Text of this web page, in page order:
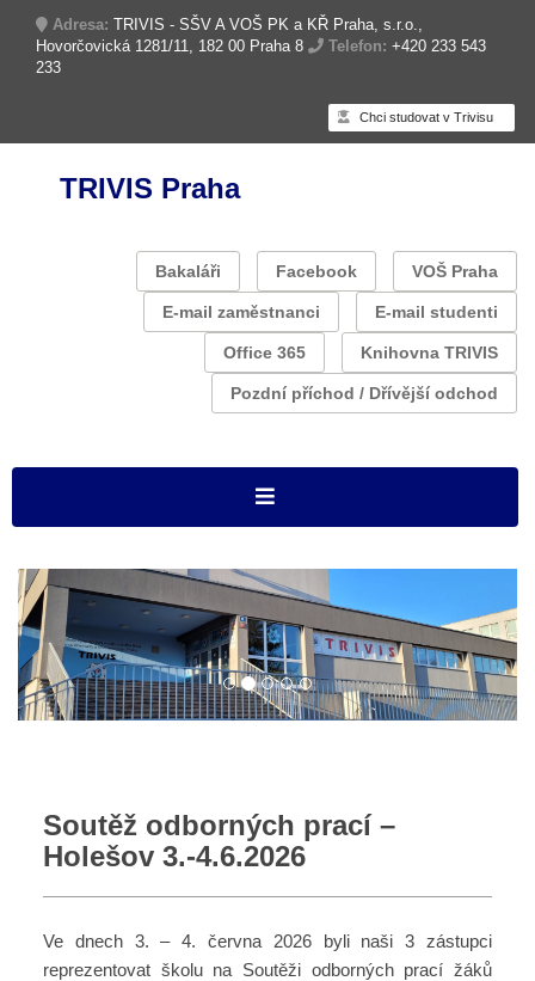
Adresa: TRIVIS - SŠV A VOŠ PK a KŘ Praha, s.r.o.,
Hovorčovická 1281/11, 182 00 Praha 8
Telefon: +420 233 543
233
Chci studovat v Trivisu
TRIVIS Praha
Bakaláři Facebook VOŠ Praha
E-mail zaměstnanci E-mail studenti
Office 365 Knihovna TRIVIS
Pozdní příchod / Dřívější odchod
Soutěž odborných prací –
Holešov 3.-4.6.2026
Ve dnech 3. – 4. června 2026 byli naši 3 zástupci
reprezentovat školu na Soutěži odborných prací žáků